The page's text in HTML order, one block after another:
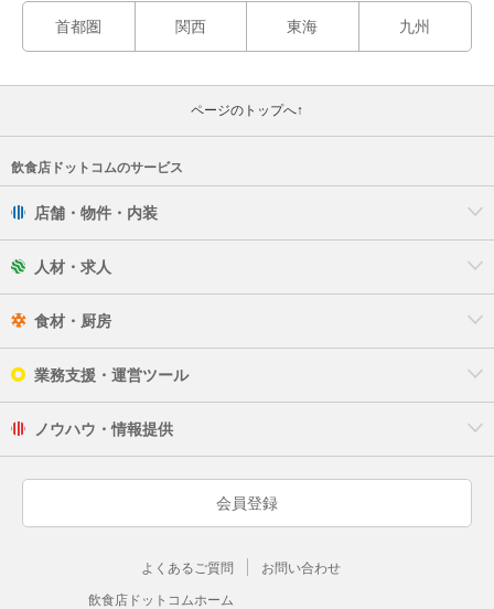
首都圏 関西 東海 九州
ページのトップへ↑
飲食店ドットコムのサービス
店舗・物件・内装
人材・求人
食材・厨房
業務支援・運営ツール
ノウハウ・情報提供
会員登録
よくあるご質問 お問い合わせ
飲食店ドットコムホーム